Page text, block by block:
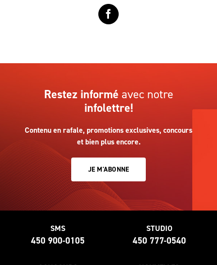
Restez informé avec notre
infolettre!
Contenu en rafale, promotions exclusives, concours
et bien plus encore.
JE M'ABONNE
SMS
450 900-0105
STUDIO
450 777-0540